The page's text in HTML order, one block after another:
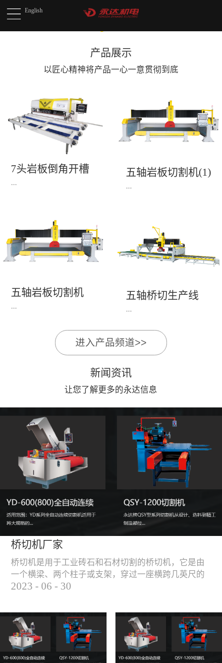
English
产品展示
以匠心精神将产品一心一意贯彻到底
7头岩板倒角开槽
机(1)
...
永达机电7头岩板倒角
开槽机，该设备采用流
水线作业，加工效率
陶瓷人造石进行直边斜
边修边倒角并开槽。
五轴岩板切割机(1)
...
1、简单易学的编程软
件，直观，快速，易
学。2、操作系统简单
稳、可靠。3、前后刀
切割，带去毛刺倒角功
面，不崩边。4、大板
平稳输送进出，切割加
工与上下板分开，便
捷，高效。5、19”显示
屏，按钮、遥杆集成面
板，操作快速、简便。
五轴岩板切割机
...
1、简单易学的编程软
学。2、操作系统简单
易用；采用进口伺服、
稳、可靠。3、前后刀
切割，带去毛刺倒角功
能，不伤石材、瓷砖表
面，不崩边。4、大板
平稳输送进出，切割加
工与上下板分开，便
捷，高效。5、19”显示
屏，按钮、遥杆集成面
板，操作快速、简便。
五轴桥切生产线
...
》》五轴桥切高配型
桥切（含输送板材平
台）
进入产品频道>>
新闻资讯
让您了解更多的永达信息
桥切机厂家
桥切机是用于工业砖石和石材切割的桥切机，它是由
一个横梁、两个柱子或支架，穿过一座横跨几英尺的
桥而构成，因其形状而得名。随着石材和工业砖石的
是用于实现快速切割大型石材和工业砖石的机器，具
有高效、节能、环保等优点，是现代建筑行业必不可
少的设备之一。但是，如何选择合适的桥切机厂家也
是很多消费者不得不面对的问题。选择一个靠谱的桥
切机厂家，是保证桥切机使用效果和...
2023 - 06 - 30